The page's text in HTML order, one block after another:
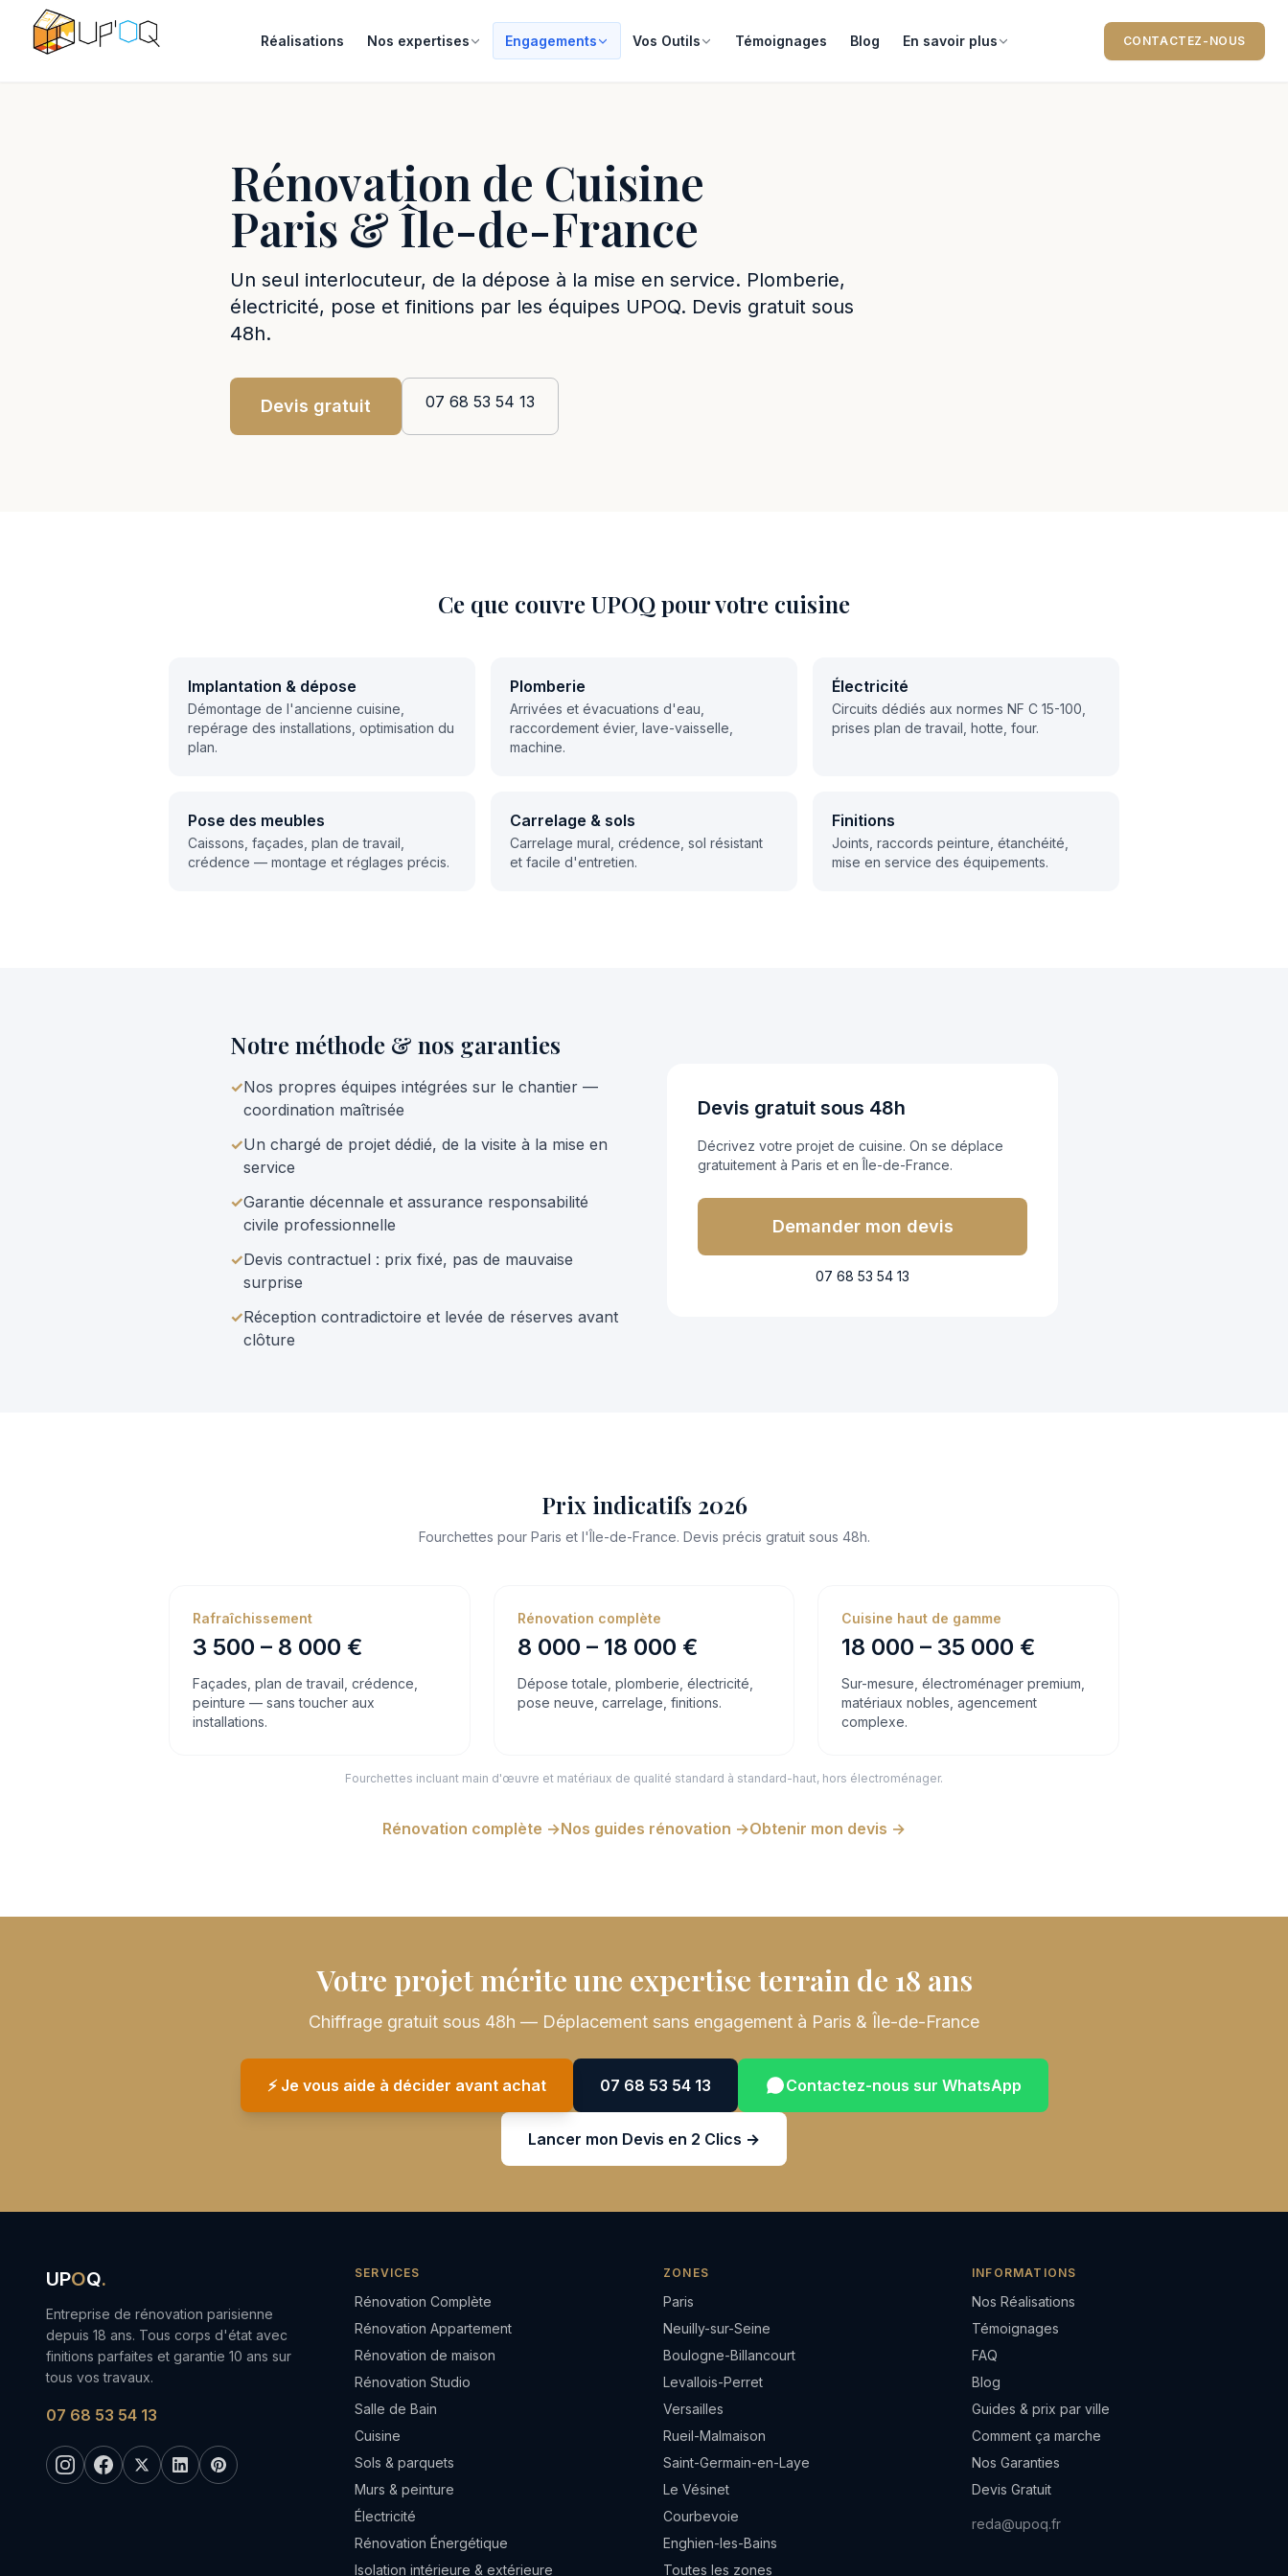
Réalisations Nos expertises Engagements Vos Outils Témoignages Blog En savoir plus CONTACTEZ-NOUS
Rénovation de Cuisine
Paris & Île-de-France
Un seul interlocuteur, de la dépose à la mise en service. Plomberie,
électricité, pose et finitions par les équipes UPOQ. Devis gratuit sous
48h.
Devis gratuit 07 68 53 54 13
Ce que couvre UPOQ pour votre cuisine
Implantation & dépose
Démontage de l'ancienne cuisine,
repérage des installations, optimisation du
plan.
Plomberie
Arrivées et évacuations d'eau,
raccordement évier, lave-vaisselle,
machine.
Électricité
Circuits dédiés aux normes NF C 15-100,
prises plan de travail, hotte, four.
Pose des meubles
Caissons, façades, plan de travail,
crédence — montage et réglages précis.
Carrelage & sols
Carrelage mural, crédence, sol résistant
et facile d'entretien.
Finitions
Joints, raccords peinture, étanchéité,
mise en service des équipements.
Notre méthode & nos garanties
✓Nos propres équipes intégrées sur le chantier —
coordination maîtrisée
✓Un chargé de projet dédié, de la visite à la mise en
service
✓Garantie décennale et assurance responsabilité
civile professionnelle
✓Devis contractuel : prix fixé, pas de mauvaise
surprise
✓Réception contradictoire et levée de réserves avant
clôture
Devis gratuit sous 48h
Décrivez votre projet de cuisine. On se déplace
gratuitement à Paris et en Île-de-France.
Demander mon devis
07 68 53 54 13
Prix indicatifs 2026
Fourchettes pour Paris et l'Île-de-France. Devis précis gratuit sous 48h.
Rafraîchissement
3 500 – 8 000 €
Façades, plan de travail, crédence,
peinture — sans toucher aux
installations.
Rénovation complète
8 000 – 18 000 €
Dépose totale, plomberie, électricité,
pose neuve, carrelage, finitions.
Cuisine haut de gamme
18 000 – 35 000 €
Sur-mesure, électroménager premium,
matériaux nobles, agencement
complexe.
Fourchettes incluant main d'œuvre et matériaux de qualité standard à standard-haut, hors électroménager.
Rénovation complète →Nos guides rénovation →Obtenir mon devis →
Votre projet mérite une expertise terrain de 18 ans
Chiffrage gratuit sous 48h — Déplacement sans engagement à Paris & Île-de-France
⚡️ Je vous aide à décider avant achat 07 68 53 54 13 Contactez-nous sur WhatsApp
Lancer mon Devis en 2 Clics →
UPOQ.
Entreprise de rénovation parisienne
depuis 18 ans. Tous corps d'état avec
finitions parfaites et garantie 10 ans sur
tous vos travaux.
07 68 53 54 13
SERVICES
Rénovation Complète
Rénovation Appartement
Rénovation de maison
Rénovation Studio
Salle de Bain
Cuisine
Sols & parquets
Murs & peinture
Électricité
Rénovation Énergétique
Isolation intérieure & extérieure
ZONES
Paris
Neuilly-sur-Seine
Boulogne-Billancourt
Levallois-Perret
Versailles
Rueil-Malmaison
Saint-Germain-en-Laye
Le Vésinet
Courbevoie
Enghien-les-Bains
Toutes les zones
INFORMATIONS
Nos Réalisations
Témoignages
FAQ
Blog
Guides & prix par ville
Comment ça marche
Nos Garanties
Devis Gratuit
reda@upoq.fr